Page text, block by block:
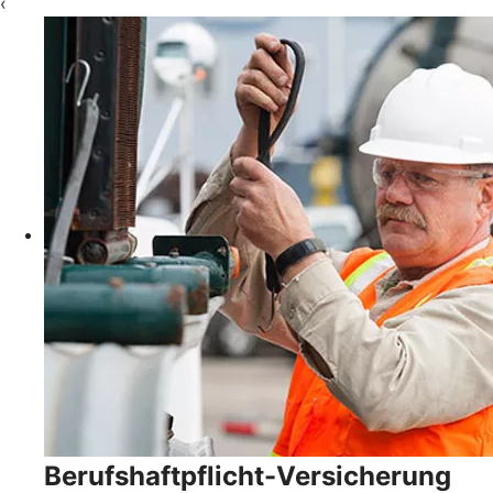
Berufshaftpflicht-Versicherung